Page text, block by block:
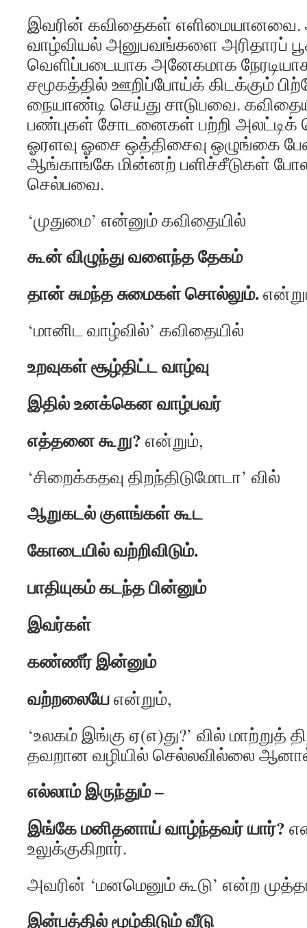
இவரின் கவிதைகள்
வாழ்வியல் அனுபவங்களை அரிதாரப்
வெளிப்படையாக அனேகமாக
சமூகத்தில் ஊறிப்போய்க் கிடக்கும்
நையாண்டி செய்து சாடுபவை.
பண்புகள் சோடனைகள் பற்றி
ஓரளவு ஓசை ஒத்திசைவு ஒழுங்கை
ஆங்காங்கே மின்னற் பளிச்சீடுகள்
செல்பவை.
‘முதுமை’ என்னும் கவிதையில்
கூன் விழுந்து வளைந்த தேகம்
தான் சுமந்த சுமைகள் சொல்லும்.
‘மானிட வாழ்வில்’ கவிதையில்
உறவுகள் சூழ்திட்ட வாழ்வு
இதில் உனக்கென வாழ்பவர்
எத்தனை கூறு? என்றும்,
‘சிறைக்கதவு திறந்திடுமோடா’ வில்
ஆறுகடல் குளங்கள் கூட
கோடையில் வற்றிவிடும்.
பாதியுகம் கடந்த பின்னும்
இவர்கள்
கண்ணீர் இன்னும்
வற்றலையேஎன்றும்,
‘உலகம் இங்கு ஏ(எ)து?’ வில் மாற்றுத்
தவறான வழியில் செல்லவில்லை
எல்லாம் இருந்தும் –
இங்கே மனிதனாய் வாழ்ந்தவர் யார்?
உலுக்குகிறார்.
அவரின் ‘மனமெனும் கூடு’ என்ற
இன்பத்தில் மூழ்கிடும் வீடு